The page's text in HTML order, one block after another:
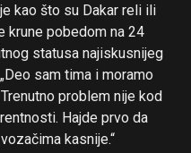
kao što su Dakar reli ili
krune pobedom na 24
statusa najiskusnijeg
sam tima i moramo
problem nije kod
Hajde prvo da
kasnije.“